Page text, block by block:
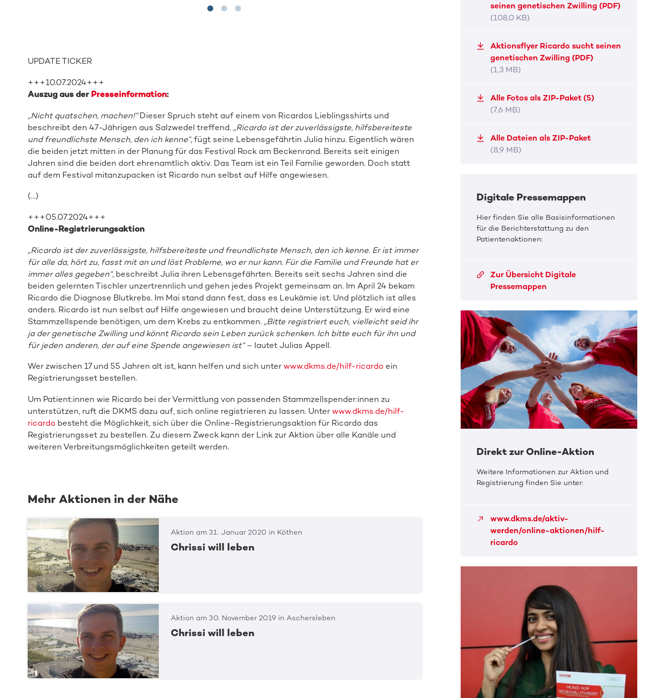
UPDATE TICKER
+++10.07.2024+++
Auszug aus der Presseinformation:
„Nicht quatschen, machen!“Dieser Spruch steht auf einem von Ricardos Lieblingsshirts und
beschreibt den 47-Jährigen aus Salzwedel treffend. „Ricardo ist der zuverlässigste, hilfsbereiteste
und freundlichste Mensch, den ich kenne“, fügt seine Lebensgefährtin Julia hinzu. Eigentlich wären
die beiden jetzt mitten in der Planung für das Festival Rock am Beckenrand. Bereits seit einigen
Jahren sind die beiden dort ehrenamtlich aktiv. Das Team ist ein Teil Familie geworden. Doch statt
auf dem Festival mitanzupacken ist Ricardo nun selbst auf Hilfe angewiesen.
(…)
+++05.07.2024+++
Online-Registrierungsaktion
„Ricardo ist der zuverlässigste, hilfsbereiteste und freundlichste Mensch, den ich kenne. Er ist immer
für alle da, hört zu, fasst mit an und löst Probleme, wo er nur kann. Für die Familie und Freunde hat er
immer alles gegeben“, beschreibt Julia ihren Lebensgefährten. Bereits seit sechs Jahren sind die
beiden gelernten Tischler unzertrennlich und gehen jedes Projekt gemeinsam an. Im April 24 bekam
Ricardo die Diagnose Blutkrebs. Im Mai stand dann fest, dass es Leukämie ist. Und plötzlich ist alles
anders. Ricardo ist nun selbst auf Hilfe angewiesen und braucht deine Unterstützung. Er wird eine
Stammzellspende benötigen, um dem Krebs zu entkommen. „Bitte registriert euch, vielleicht seid ihr
ja der genetische Zwilling und könnt Ricardo sein Leben zurück schenken. Ich bitte euch für ihn und
für jeden anderen, der auf eine Spende angewiesen ist“– lautet Julias Appell.
Wer zwischen 17 und 55 Jahren alt ist, kann helfen und sich unter www.dkms.de/hilf-ricardo ein
Registrierungsset bestellen.
Um Patient:innen wie Ricardo bei der Vermittlung von passenden Stammzellspender:innen zu
unterstützen, ruft die DKMS dazu auf, sich online registrieren zu lassen. Unter www.dkms.de/hilf-
ricardo besteht die Möglichkeit, sich über die Online-Registrierungsaktion für Ricardo das
Registrierungsset zu bestellen. Zu diesem Zweck kann der Link zur Aktion über alle Kanäle und
weiteren Verbreitungsmöglichkeiten geteilt werden.
Mehr Aktionen in der Nähe
Aktion am 31. Januar 2020 in Köthen
Chrissi will leben
Aktion am 30. November 2019 in Aschersleben
Chrissi will leben
seinen genetischen Zwilling (PDF)
(108,0 KB)
Aktionsflyer Ricardo sucht seinen
genetischen Zwilling (PDF)
(1,3 MB)
Alle Fotos als ZIP-Paket (5)
(7,6 MB)
Alle Dateien als ZIP-Paket
(8,9 MB)
Digitale Pressemappen
Hier finden Sie alle Basisinformationen
für die Berichterstattung zu den
Patientenaktionen:
Zur Übersicht Digitale
Pressemappen
Direkt zur Online-Aktion
Direkt zur Online-Aktion
Weitere Informationen zur Aktion und
Registrierung finden Sie unter:
www.dkms.de/aktiv-
werden/online-aktionen/hilf-
ricardo